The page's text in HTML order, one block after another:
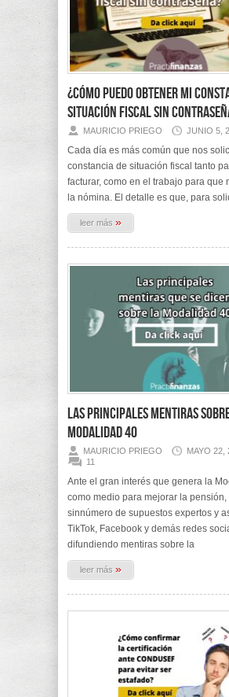
¿Cómo puedo obtener mi
situación fiscal sin
MAURICIO PRIEGO JUNIO 5,
Cada día es más común que nos
constancia de situación fiscal tanto
facturar, como en el trabajo para que
la nómina. El detalle es que, para
leer más »
Las principales mentiras
Modalidad 40
MAURICIO PRIEGO
MAYO 22,
11
Ante el gran interés que genera la
como medio para mejorar la pensión,
sinnúmero de supuestos expertos y
TikTok, Facebook y demás redes
difundiendo mentiras sobre la
leer más »